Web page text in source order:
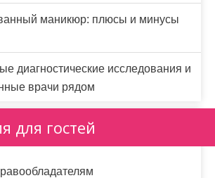
маникюр: плюсы и минусы
диагностические исследования и
врачи рядом
для гостей